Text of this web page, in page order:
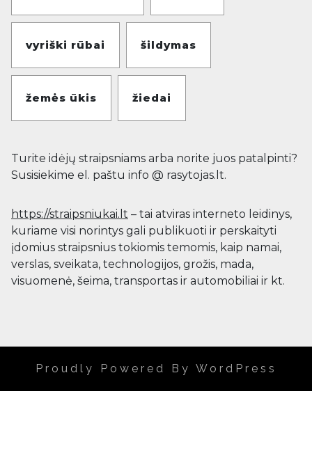
vyriški rūbai šildymas
žemės ūkis žiedai
Turite idėjų straipsniams arba norite juos patalpinti?
Susisiekime el. paštu info @ rasytojas.lt.
https://straipsniukai.lt – tai atviras interneto leidinys,
kuriame visi norintys gali publikuoti ir perskaityti
įdomius straipsnius tokiomis temomis, kaip namai,
verslas, sveikata, technologijos, grožis, mada,
visuomenė, šeima, transportas ir automobiliai ir kt.
Proudly Powered By WordPress